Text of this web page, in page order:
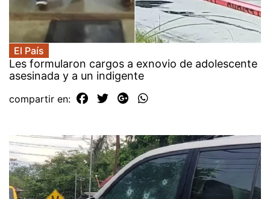
El País
Les formularon cargos a exnovio de adolescente
asesinada y a un indigente
compartir en: